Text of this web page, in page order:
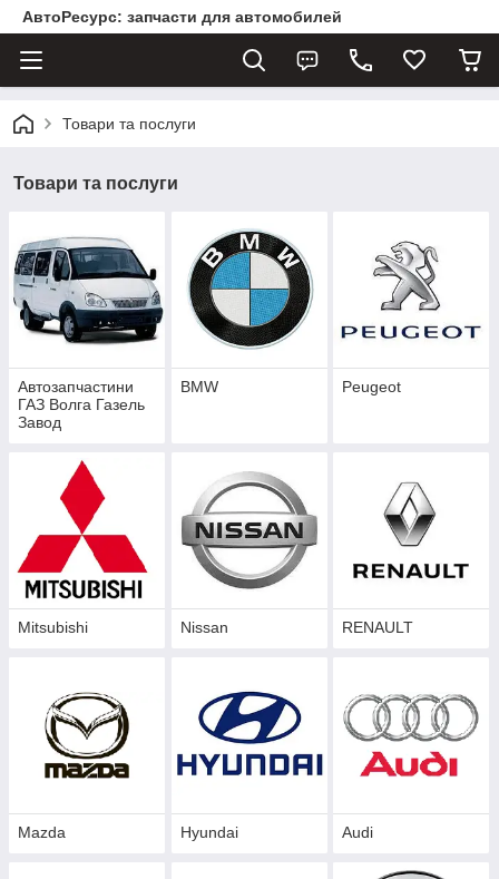
АвтоРесурс: запчасти для автомобилей
Товари та послуги
Товари та послуги
Автозапчастини
ГАЗ Волга Газель
Завод
BMW Peugeot
Mitsubishi Nissan RENAULT
Mazda Hyundai Audi